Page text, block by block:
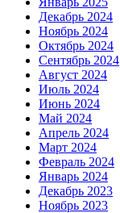
Декабрь 2024
Ноябрь 2024
Октябрь 2024
Сентябрь 2024
Август 2024
Июль 2024
Июнь 2024
Май 2024
Апрель 2024
Март 2024
Февраль 2024
Январь 2024
Декабрь 2023
Ноябрь 2023